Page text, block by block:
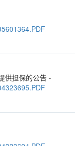
供担保的公告 -